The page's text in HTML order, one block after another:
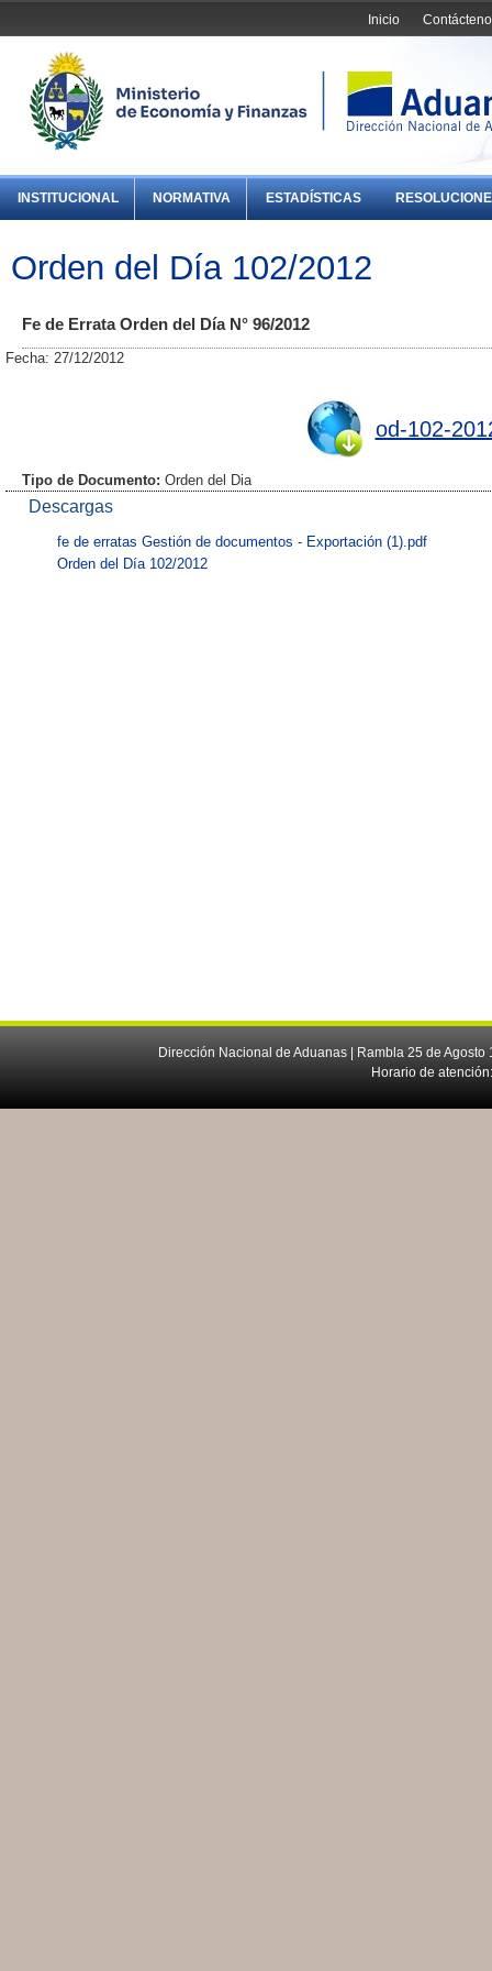
Inicio
INSTITUCIONAL NORMATIVA ESTADÍSTICAS
Orden del Día 102/2012
Fe de Errata Orden del Día N° 96/2012
Fecha: 27/12/2012
od-102-
Tipo de Documento: Orden del Dia
Descargas
fe de erratas Gestión de documentos - Exportación (1).pdf
Orden del Día 102/2012
Dirección Nacional de Aduanas | Rambla 25 de
Horario de